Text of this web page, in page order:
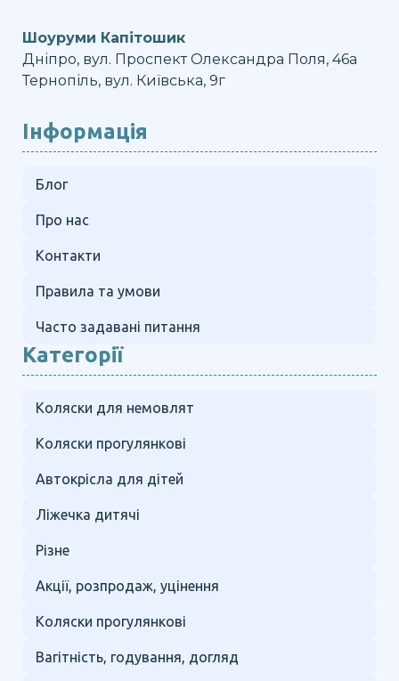
Шоуруми Капітошик
Дніпро, вул. Проспект Олександра Поля, 46а
Тернопіль, вул. Київська, 9г
Інформація
Блог
Про нас
Контакти
Правила та умови
Часто задавані питання
Категорії
Коляски для немовлят
Коляски прогулянкові
Автокрісла для дітей
Ліжечка дитячі
Різне
Акції, розпродаж, уцінення
Коляски прогулянкові
Вагітність, годування, догляд